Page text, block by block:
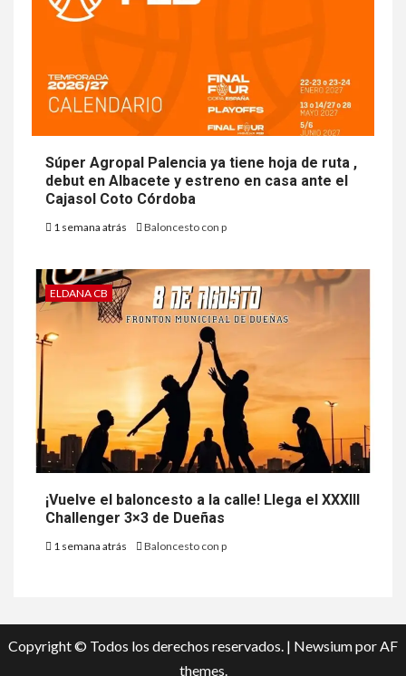
Súper Agropal Palencia ya tiene hoja de ruta ,
debut en Albacete y estreno en casa ante el
Cajasol Coto Córdoba
1 semana atrás Baloncesto con p
ELDANA CB
¡Vuelve el baloncesto a la calle! Llega el XXXIII
Challenger 3×3 de Dueñas
1 semana atrás Baloncesto con p
Copyright © Todos los derechos reservados. | Newsiumpor AF
themes.